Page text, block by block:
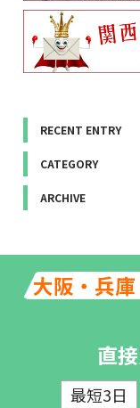
RECENT ENTRY
CATEGORY
ARCHIVE
大阪・兵
直
最短3日